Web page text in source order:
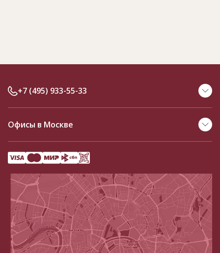
+7 (495) 933-55-33
Офисы в Москве